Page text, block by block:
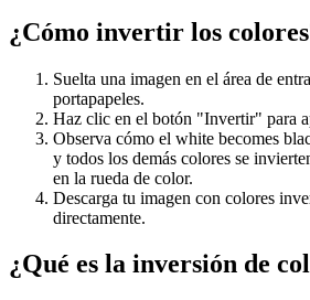
¿Cómo invertir los
Suelta una imagen en el área de
portapapeles.
Haz clic en el botón "Invertir" para
Observa cómo el white becomes
y todos los demás colores se
en la rueda de color.
Descarga tu imagen con colores
directamente.
¿Qué es la inversión de